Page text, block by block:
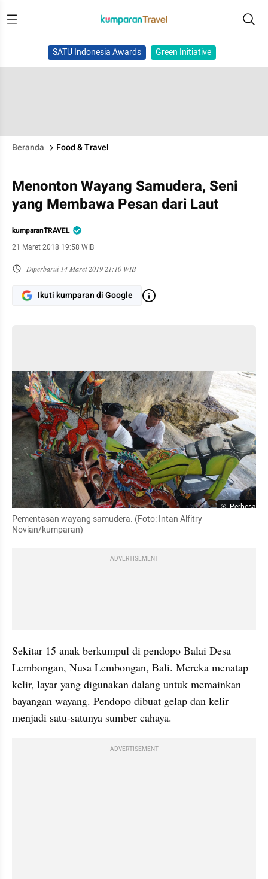
SATU Indonesia Awards Green Initiative
Beranda Food & Travel
Menonton Wayang Samudera, Seni
yang Membawa Pesan dari Laut
kumparanTRAVEL
21 Maret 2018 19:58 WIB
Diperbarui 14 Maret 2019 21:10 WIB
Ikuti kumparan di Google
Perbesar
Pementasan wayang samudera. (Foto: Intan Alfitry
Novian/kumparan)
ADVERTISEMENT
Sekitar 15 anak berkumpul di pendopo Balai Desa
Lembongan, Nusa Lembongan, Bali. Mereka menatap
kelir, layar yang digunakan dalang untuk memainkan
bayangan wayang. Pendopo dibuat gelap dan kelir
menjadi satu-satunya sumber cahaya.
ADVERTISEMENT